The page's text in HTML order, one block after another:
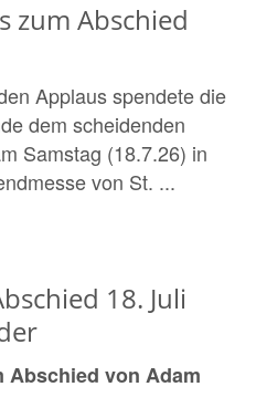
zum Abschied
Applaus spendete die
dem scheidenden
Samstag (18.7.26) in
von St. ...
18. Juli
Abschied von Adam